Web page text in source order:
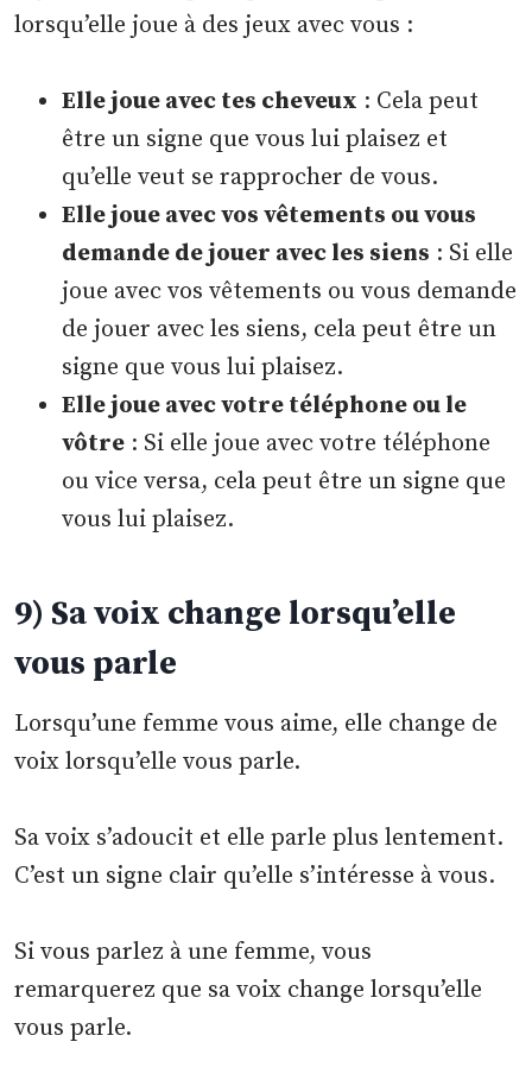
lorsqu’elle joue à des jeux avec vous :
Elle joue avec tes cheveux : Cela peut
être un signe que vous lui plaisez et
qu’elle veut se rapprocher de vous.
Elle joue avec vos vêtements ou vous
demande de jouer avec les siens : Si elle
joue avec vos vêtements ou vous demande
de jouer avec les siens, cela peut être un
signe que vous lui plaisez.
Elle joue avec votre téléphone ou le
vôtre : Si elle joue avec votre téléphone
ou vice versa, cela peut être un signe que
vous lui plaisez.
9) Sa voix change lorsqu’elle
vous parle
Lorsqu’une femme vous aime, elle change de
voix lorsqu’elle vous parle.
Sa voix s’adoucit et elle parle plus lentement.
C’est un signe clair qu’elle s’intéresse à vous.
Si vous parlez à une femme, vous
remarquerez que sa voix change lorsqu’elle
vous parle.